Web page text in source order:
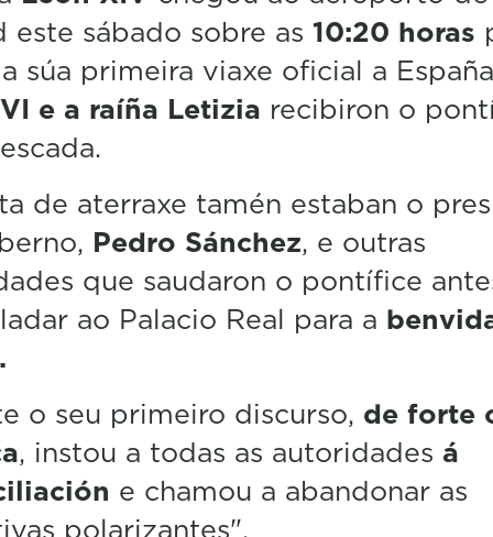
n
t
e
o
d
s
V
m
%
este sábado sobre as 10:20 horas
súa primeira viaxe oficial a
e a raíña Letizia recibiron o
de aterraxe tamén estaban o
Pedro Sánchez, e outras
que saudaron o pontífice
ao Palacio Real para a
o seu primeiro discurso, de forte
, instou a todas as autoridades á
e chamou a abandonar as
polarizantes".